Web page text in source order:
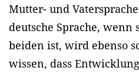
Mutter- und
deutsche Sprache, wenn
beiden ist, wird ebenso
wissen, dass